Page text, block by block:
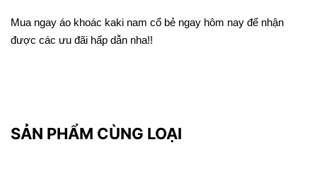
Mua ngay áo khoác kaki nam cổ bẻ ngay hôm nay để nhận
được các ưu đãi hấp dẫn nha!!
SẢN PHẨM CÙNG LOẠI